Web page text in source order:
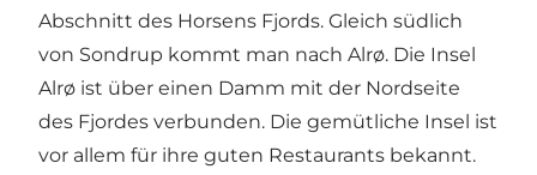
Abschnitt des Horsens Fjords. Gleich südlich
von Sondrup kommt man nach Alrø. Die Insel
Alrø ist über einen Damm mit der Nordseite
des Fjordes verbunden. Die gemütliche Insel ist
vor allem für ihre guten Restaurants bekannt.